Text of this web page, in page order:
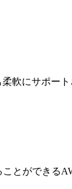
軟にサポート
とができる